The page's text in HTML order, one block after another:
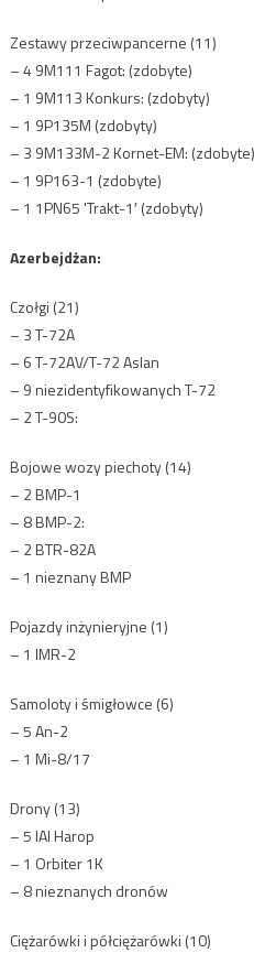
Zestawy przeciwpancerne (11)
– 4 9M111 Fagot: (zdobyte)
– 1 9M113 Konkurs: (zdobyty)
– 1 9P135M (zdobyty)
– 3 9M133M-2 Kornet-EM: (zdobyte)
– 1 9P163-1 (zdobyte)
– 1 1PN65 'Trakt-1′ (zdobyty)
Azerbejdżan:
Czołgi (21)
– 3 T-72A
– 6 T-72AV/T-72 Aslan
– 9 niezidentyfikowanych T-72
– 2 T-90S:
Bojowe wozy piechoty (14)
– 2 BMP-1
– 8 BMP-2:
– 2 BTR-82A
– 1 nieznany BMP
Pojazdy inżynieryjne (1)
– 1 IMR-2
Samoloty i śmigłowce (6)
– 5 An-2
– 1 Mi-8/17
Drony (13)
– 5 IAI Harop
– 1 Orbiter 1K
– 8 nieznanych dronów
Ciężarówki i półciężarówki (10)